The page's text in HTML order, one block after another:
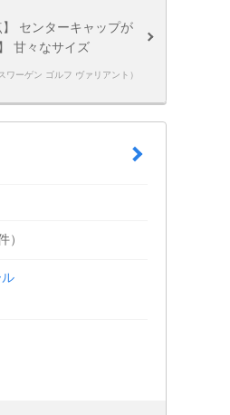
センターキャップが
甘々なサイズ
ワーゲン ゴルフ ヴァリアント）
）